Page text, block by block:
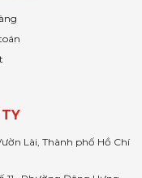
Lài, Thành phố Hồ Chí